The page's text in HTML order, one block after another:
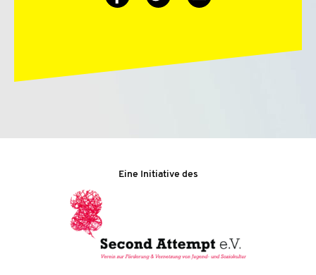
Facebook Twitter
Eine Initiative des